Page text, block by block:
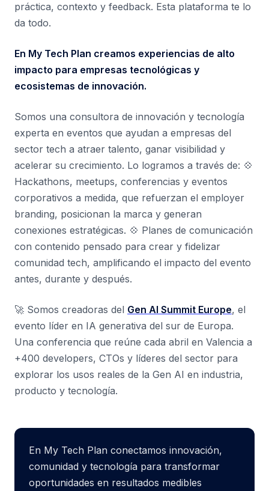
práctica, contexto y feedback. Esta plataforma te lo
da todo.
En My Tech Plan creamos experiencias de alto
impacto para empresas tecnológicas y
ecosistemas de innovación.
Somos una consultora de innovación y tecnología
experta en eventos que ayudan a empresas del
sector tech a atraer talento, ganar visibilidad y
acelerar su crecimiento. Lo logramos a través de: 💠
Hackathons, meetups, conferencias y eventos
corporativos a medida, que refuerzan el employer
branding, posicionan la marca y generan
conexiones estratégicas. 💠 Planes de comunicación
con contenido pensado para crear y fidelizar
comunidad tech, amplificando el impacto del evento
antes, durante y después.
🚀 Somos creadoras del Gen AI Summit Europe, el
evento líder en IA generativa del sur de Europa.
Una conferencia que reúne cada abril en Valencia a
+400 developers, CTOs y líderes del sector para
explorar los usos reales de la Gen AI en industria,
producto y tecnología.
En My Tech Plan conectamos innovación,
comunidad y tecnología para transformar
oportunidades en resultados medibles